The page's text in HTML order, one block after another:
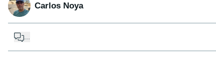
Carlos Noya
...